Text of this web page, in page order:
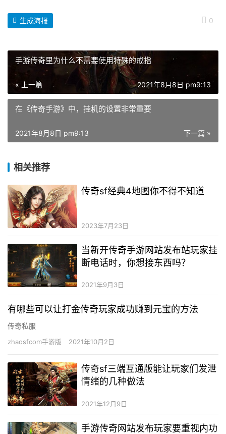
0
生成海报
手游传奇里为什么不需要使用特殊的戒指
« 上一篇 2021年8月8日 pm9:13
在《传奇手游》中，挂机的设置非常重要
下一篇 »
2021年8月8日 pm9:13
相关推荐
传奇sf经典4地图你不得不知道
2023年7月23日
当新开传奇手游网站发布站玩家挂
断电话时，你想接东西吗？
2021年9月3日
有哪些可以让打金传奇玩家成功赚到元宝的方法
传奇私服
zhaosfcom手游版 2021年10月2日
传奇sf三端互通版能让玩家们发泄
情绪的几种做法
2021年12月9日
手游传奇网站发布玩家要重视内功